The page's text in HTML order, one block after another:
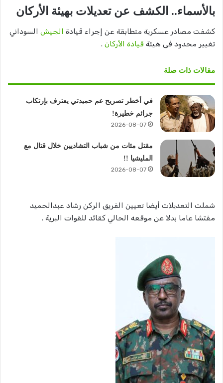
بالأسماء.. الكشف عن تعديلات بهيئة الأركان
كشفت مصادر عسكرية متطابقة عن إجراء قيادة الجيش السوداني
تغيير محدود فى هيئة قيادة الأركان .
مقالات ذات صلة
في أخطر تصريح عم حميدتي يعترف بإرتكاب
جرائم خطيرة!
2026-08-07
مقتل مئات من شباب التشاديين خلال قتال مع
المليشيا !!
2026-08-07
شملت التعديلات أيضا تعيين الفريق الركن رشاد عبدالحميد
مفتشا عاما بدلا عن موقعه الحالي كقائد للقوات البرية .